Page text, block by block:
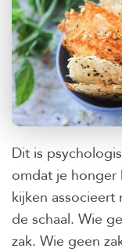
Dit is
omdat je honger
kijken associeert
de schaal. Wie
zak. Wie geen